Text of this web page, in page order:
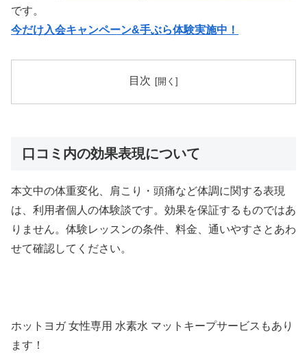
です。
今だけ入会キャンペーン&手ぶら体験実施中！
目次
口コミ内の効果表現について
本文中の体重変化、肩こり・頭痛など体調に関する表現
は、利用者個人の体験談です。効果を保証するものではあ
りません。体験レッスンの条件、料金、通いやすさとあわ
せて確認してください。
ホットヨガ 女性専用 水素水 マットキープサービスもあり
ます！